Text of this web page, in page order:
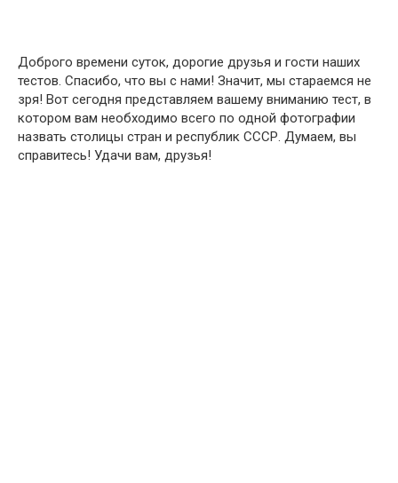
Доброго времени суток, дорогие друзья и гости наших
тестов. Спасибо, что вы с нами! Значит, мы стараемся не
зря! Вот сегодня представляем вашему вниманию тест, в
котором вам необходимо всего по одной фотографии
назвать столицы стран и республик СССР. Думаем, вы
справитесь! Удачи вам, друзья!